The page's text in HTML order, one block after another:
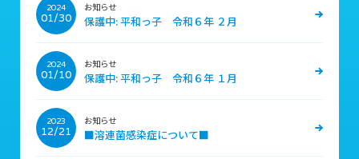
2024
01/30
お知らせ
保護中: 平和っ子 令和６年 ２月
2024
01/10
お知らせ
保護中: 平和っ子 令和６年 １月
2023
12/21
お知らせ
■溶連菌感染症について■